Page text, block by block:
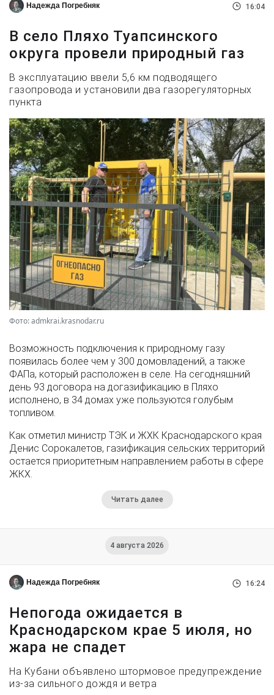
Надежда Погребняк 16:04
В село Пляхо Туапсинского
округа провели природный газ
В эксплуатацию ввели 5,6 км подводящего
газопровода и установили два газорегуляторных
пункта
Фото: admkrai.krasnodar.ru
Возможность подключения к природному газу
появилась более чем у 300 домовладений, а также
ФАПа, который расположен в селе. На сегодняшний
день 93 договора на догазификацию в Пляхо
исполнено, в 34 домах уже пользуются голубым
топливом.
Как отметил министр ТЭК и ЖХК Краснодарского края
Денис Сорокалетов, газификация сельских территорий
остается приоритетным направлением работы в сфере
ЖКХ.
Читать далее
4 августа 2026
Надежда Погребняк 16:24
Непогода ожидается в
Краснодарском крае 5 июля, но
жара не спадет
На Кубани объявлено штормовое предупреждение
из-за сильного дождя и ветра